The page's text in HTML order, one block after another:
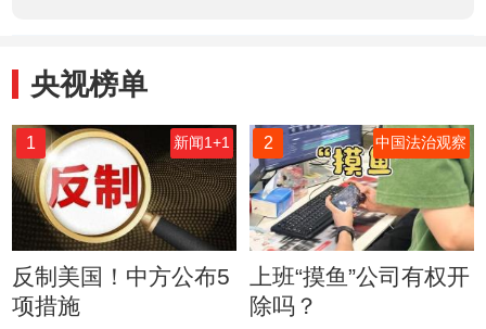
央视榜单
1 新闻1+1
反制美国！中方公布5
项措施
2 中国法治观察
上班“摸鱼”公司有权开
除吗？